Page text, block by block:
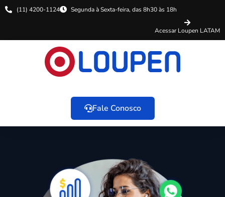
(11) 4200-1124 Segunda à Sexta-feira, das 8h30 às 18h
Acessar Loupen LATAM
Fale Conosco